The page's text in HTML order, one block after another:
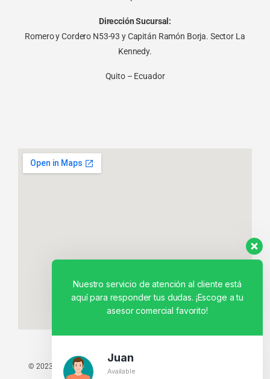
Dirección Sucursal:
Romero y Cordero N53-93 y Capitán Ramón Borja. Sector La
Kennedy.
Quito – Ecuador
© 2023 TODOS LOS DERECHOS RESERVADOS - TECNIT TU TIENDA
TECNOLÓGICA.
Nuestro servicio de atención al cliente está
aquí para responder tus dudas. ¡Escoge a tu
asesor comercial favorito!
Juan
Available